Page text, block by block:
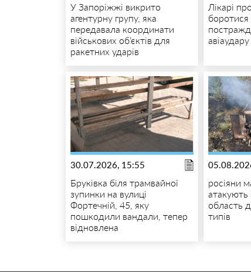
У Запоріжжі викрито
агентурну групу, яка
передавала координати
військових об’єктів для
ракетних ударів
Лікарі
боротися
30.07.2026, 15:55
Бруківка біля трамвайної
зупинки на вулиці
Фортечній, 45, яку
пошкодили вандали, тепер
відновлена
росіяни
атакують
область
типів